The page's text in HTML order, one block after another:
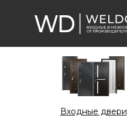
Входные двери